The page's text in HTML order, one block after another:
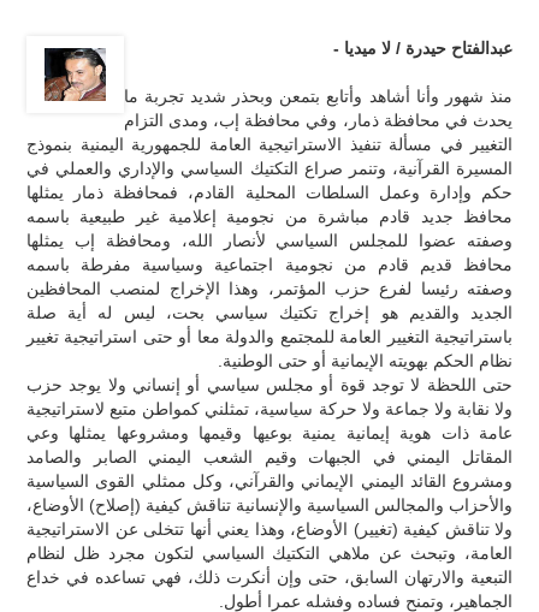
عبدالفتاح حيدرة / لا ميديا -
منذ شهور وأنا أشاهد وأتابع بتمعن وبحذر شديد تجربة ما
يحدث في محافظة ذمار، وفي محافظة إب، ومدى التزام
التغيير في مسألة تنفيذ الاستراتيجية العامة للجمهورية اليمنية بنموذج
المسيرة القرآنية، وتنمر صراع التكتيك السياسي والإداري والعملي في
حكم وإدارة وعمل السلطات المحلية القادم، فمحافظة ذمار يمثلها
محافظ جديد قادم مباشرة من نجومية إعلامية غير طبيعية باسمه
وصفته عضوا للمجلس السياسي لأنصار الله، ومحافظة إب يمثلها
محافظ قديم قادم من نجومية اجتماعية وسياسية مفرطة باسمه
وصفته رئيسا لفرع حزب المؤتمر، وهذا الإخراج لمنصب المحافظين
الجديد والقديم هو إخراج تكتيك سياسي بحت، ليس له أية صلة
باستراتيجية التغيير العامة للمجتمع والدولة معا أو حتى استراتيجية تغيير
نظام الحكم بهويته الإيمانية أو حتى الوطنية.
حتى اللحظة لا توجد قوة أو مجلس سياسي أو إنساني ولا يوجد حزب
ولا نقابة ولا جماعة ولا حركة سياسية، تمثلني كمواطن متبع لاستراتيجية
عامة ذات هوية إيمانية يمنية بوعيها وقيمها ومشروعها يمثلها وعي
المقاتل اليمني في الجبهات وقيم الشعب اليمني الصابر والصامد
ومشروع القائد اليمني الإيماني والقرآني، وكل ممثلي القوى السياسية
والأحزاب والمجالس السياسية والإنسانية تناقش كيفية (إصلاح) الأوضاع،
ولا تناقش كيفية (تغيير) الأوضاع، وهذا يعني أنها تتخلى عن الاستراتيجية
العامة، وتبحث عن ملاهي التكتيك السياسي لتكون مجرد ظل لنظام
التبعية والارتهان السابق، حتى وإن أنكرت ذلك، فهي تساعده في خداع
الجماهير، وتمنح فساده وفشله عمرا أطول.